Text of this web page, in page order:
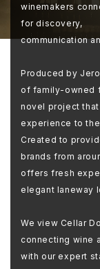
winemakers
for discovery,
communication
Produced by
of family-owned
novel project
experience to
Created to
brands from
offers fresh
elegant laneway
We view Cellar
connecting wine
with our expert